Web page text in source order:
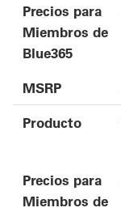
Precios para
Miembros de
Blue365
MSRP
Producto
Precios para
Miembros de